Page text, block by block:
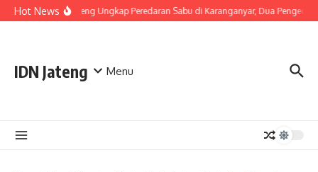
Skip to content
Hot NewsPolda Jateng Ungkap Peredaran Sabu di Karanganyar, Dua Pengedar
IDN Jateng Menu